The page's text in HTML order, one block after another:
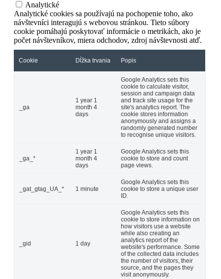
Analytické
Analytické cookies sa používajú na pochopenie toho, ako
návštevníci interagujú s webovou stránkou. Tieto súbory
cookie pomáhajú poskytovať informácie o metrikách, ako je
počet návštevníkov, miera odchodov, zdroj návštevnosti atď.
Cookie Dĺžka trvania Popis
_ga
1 year 1
month 4
days
Google Analytics sets this
cookie to calculate visitor,
session and campaign data
and track site usage for the
site's analytics report. The
cookie stores information
anonymously and assigns a
randomly generated number
to recognise unique visitors.
_ga_*
1 year 1
month 4
days
Google Analytics sets this
cookie to store and count
page views.
_gat_gtag_UA_* 1 minute
Google Analytics sets this
cookie to store a unique user
ID.
_gid 1 day
Google Analytics sets this
cookie to store information on
how visitors use a website
while also creating an
analytics report of the
website's performance. Some
of the collected data includes
the number of visitors, their
source, and the pages they
visit anonymously.